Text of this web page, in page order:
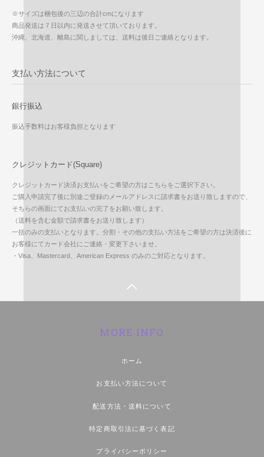
※サイズは梱包後の三辺の合計cmになります
商品発送は７日以内に発送させて頂いております。
沖縄、北海道、離島に関しましては、送料は後日ご連絡となります。
支払い方法について
銀行振込
振込手数料はお客様負担となります
クレジットカード(Square)
クレジットカード決済お支払いをご希望の方はこちらをご選択下さい。
ご購入申請完了後に別途ご登録のメールアドレスに請求書をお送り致しますので、
そちらの画面にてお支払いの完了をお願い致します。
（送料を含む金額で請求書をお送り致します）
一括のみの支払いとなります。分割・その他の支払い方法をご希望の方は決済後に
お客様にてカード会社にご連絡・変更下さいませ。
・Visa、Mastercard、American Express のみのご対応となります。
MORE INFO
ホーム
お支払い方法について
配送方法・送料について
特定商取引法に基づく表記
プライバシーポリシー